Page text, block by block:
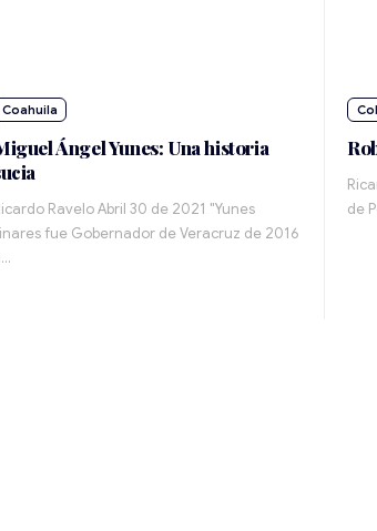
Coahuila
Ángel Yunes: Una historia
Ravelo Abril 30 de 2021 "Yunes
fue Gobernador de Veracruz de 2016
de